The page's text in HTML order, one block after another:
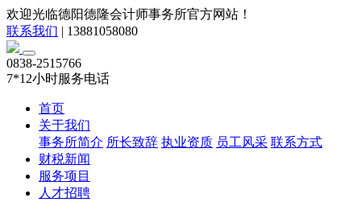
欢迎光临德阳德隆会计师事务所官方网站！
联系我们 | 13881058080
0838-2515766
7*12小时服务电话
首页
关于我们
事务所简介 所长致辞 执业资质 员工风采 联系方式
财税新闻
服务项目
人才招聘